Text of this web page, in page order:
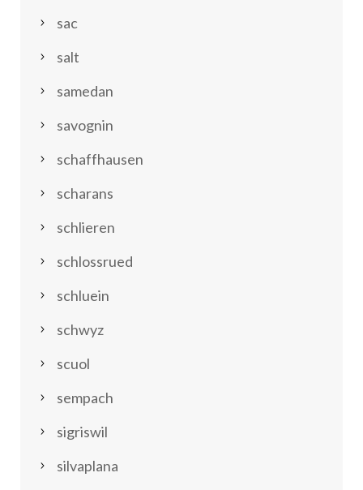
sac
salt
samedan
savognin
schaffhausen
scharans
schlieren
schlossrued
schluein
schwyz
scuol
sempach
sigriswil
silvaplana